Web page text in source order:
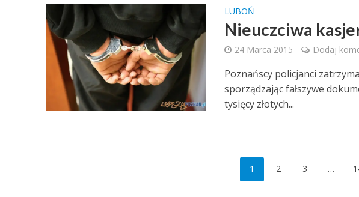
LUBOŃ
Nieuczciwa
24 Marca 2015 Dodaj
Poznańscy policjanci
sporządzając fałszywe
tysięcy złotych...
1 2 3 …